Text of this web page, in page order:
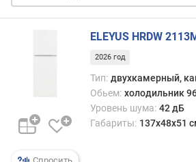
ь
к
а
е
ELEYUS HRDW
2026 год
Тип: двухкамерный,
Обьем: холодильник
Уровень шума: 42 дБ
Габариты: 137х48х51